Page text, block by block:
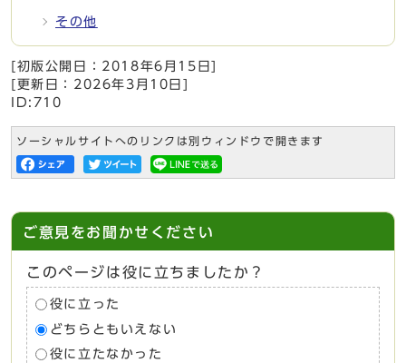
その他
[初版公開日： 2018年6月15日
[更新日： 2026年3月10日
ID:710
ソーシャルサイトへのリンクは別ウィンドウで開きます
ご意見をお聞かせください
このページは役に立ちましたか？
役に立った
どちらともいえない
役に立たなかった